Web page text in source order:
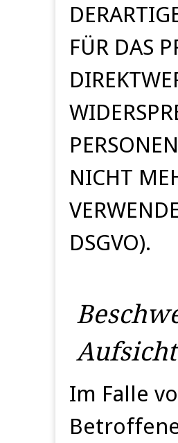
FÜR DAS
NICHT
DSGVO).
Im Falle